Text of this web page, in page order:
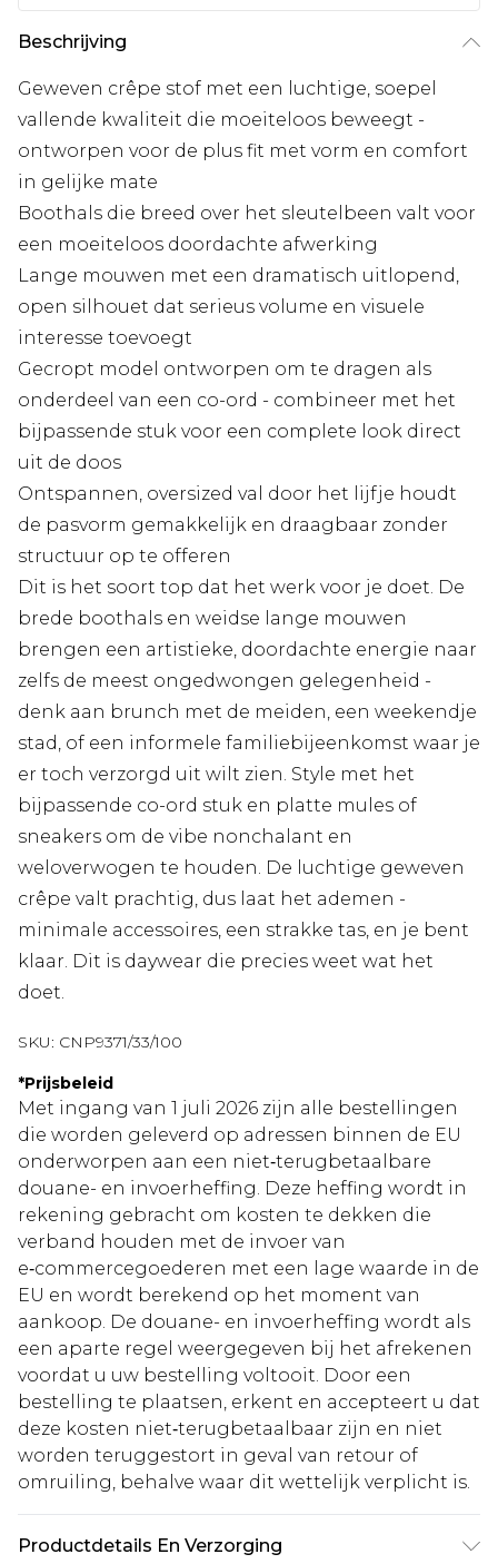
Beschrijving
Geweven crêpe stof met een luchtige, soepel
vallende kwaliteit die moeiteloos beweegt -
ontworpen voor de plus fit met vorm en comfort
in gelijke mate
Boothals die breed over het sleutelbeen valt voor
een moeiteloos doordachte afwerking
Lange mouwen met een dramatisch uitlopend,
open silhouet dat serieus volume en visuele
interesse toevoegt
Gecropt model ontworpen om te dragen als
onderdeel van een co-ord - combineer met het
bijpassende stuk voor een complete look direct
uit de doos
Ontspannen, oversized val door het lijfje houdt
de pasvorm gemakkelijk en draagbaar zonder
structuur op te offeren
Dit is het soort top dat het werk voor je doet. De
brede boothals en weidse lange mouwen
brengen een artistieke, doordachte energie naar
zelfs de meest ongedwongen gelegenheid -
denk aan brunch met de meiden, een weekendje
stad, of een informele familiebijeenkomst waar je
er toch verzorgd uit wilt zien. Style met het
bijpassende co-ord stuk en platte mules of
sneakers om de vibe nonchalant en
weloverwogen te houden. De luchtige geweven
crêpe valt prachtig, dus laat het ademen -
minimale accessoires, een strakke tas, en je bent
klaar. Dit is daywear die precies weet wat het
doet.
SKU: CNP9371/33/100
*Prijsbeleid
Met ingang van 1 juli 2026 zijn alle bestellingen
die worden geleverd op adressen binnen de EU
onderworpen aan een niet‑terugbetaalbare
douane- en invoerheffing. Deze heffing wordt in
rekening gebracht om kosten te dekken die
verband houden met de invoer van
e‑commercegoederen met een lage waarde in de
EU en wordt berekend op het moment van
aankoop. De douane- en invoerheffing wordt als
een aparte regel weergegeven bij het afrekenen
voordat u uw bestelling voltooit. Door een
bestelling te plaatsen, erkent en accepteert u dat
deze kosten niet‑terugbetaalbaar zijn en niet
worden teruggestort in geval van retour of
omruiling, behalve waar dit wettelijk verplicht is.
Productdetails En Verzorging